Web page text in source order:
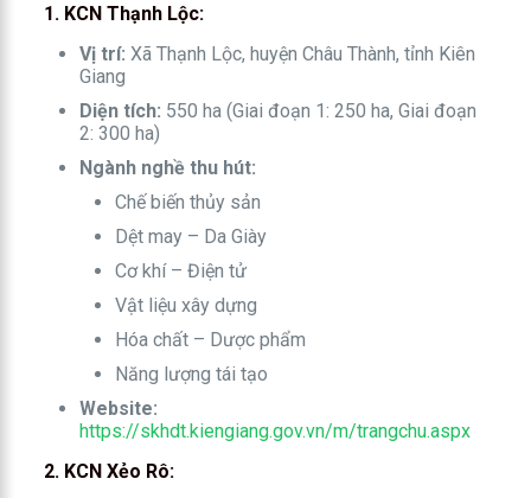
1. KCN Thạnh Lộc:
Vị trí: Xã Thạnh Lộc, huyện Châu Thành, tỉnh Kiên
Giang
Diện tích: 550 ha (Giai đoạn 1: 250 ha, Giai đoạn
2: 300 ha)
Ngành nghề thu hút:
Chế biến thủy sản
Dệt may – Da Giày
Cơ khí – Điện tử
Vật liệu xây dựng
Hóa chất – Dược phẩm
Năng lượng tái tạo
Website:
https://skhdt.kiengiang.gov.vn/m/trangchu.aspx
2. KCN Xẻo Rô: